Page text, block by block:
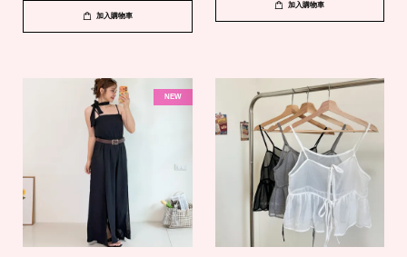
加入購物車
加入購物車
NEW